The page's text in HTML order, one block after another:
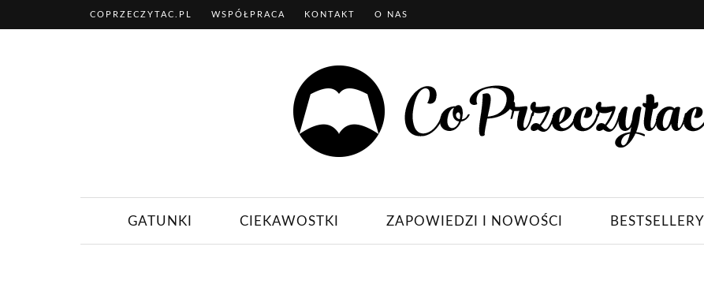
COPRZECZYTAC.PL WSPÓŁPRACA KONTAKT O NAS
GATUNKI CIEKAWOSTKI ZAPOWIEDZI I NOWOŚCI BESTSELLERY